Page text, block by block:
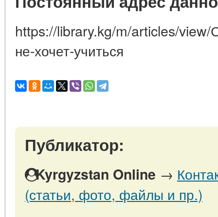
https://library.kg/m/articles/view/
не-хочет-учиться
Публикатор:
Kyrgyzstan Online →
(статьи, фото, файлы и пр.)